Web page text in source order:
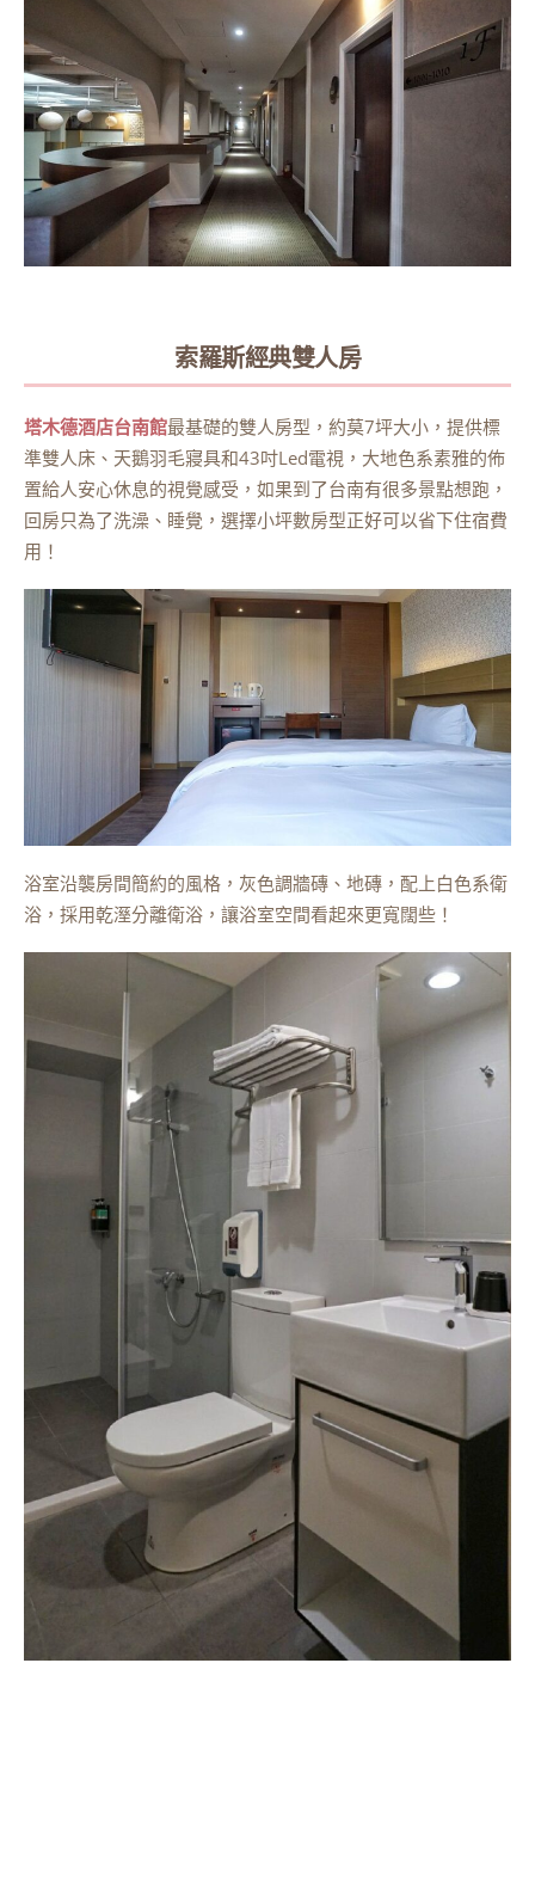
索羅斯經典雙人房
塔木德酒店台南館最基礎的雙人房型，約莫7坪大小，提供標
準雙人床、天鵝羽毛寢具和43吋Led電視，大地色系素雅的佈
置給人安心休息的視覺感受，如果到了台南有很多景點想跑，
回房只為了洗澡、睡覺，選擇小坪數房型正好可以省下住宿費
用！
浴室沿襲房間簡約的風格，灰色調牆磚、地磚，配上白色系衛
浴，採用乾溼分離衛浴，讓浴室空間看起來更寬闊些！